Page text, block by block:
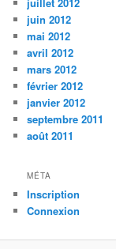
juillet 2012
juin 2012
mai 2012
avril 2012
mars 2012
février 2012
janvier 2012
septembre 2011
août 2011
MÉTA
Inscription
Connexion